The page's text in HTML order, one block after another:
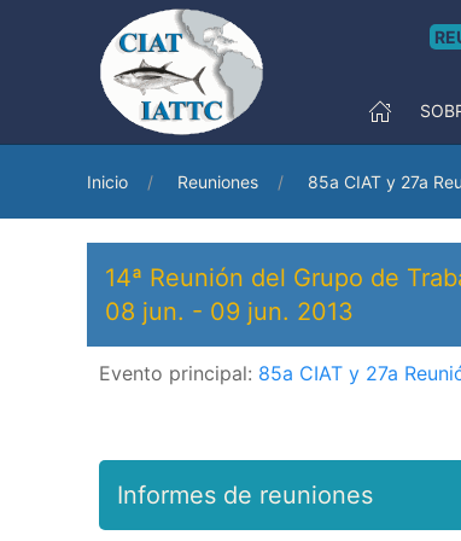
Inicio Reuniones 85a CIAT y 27a
14ª Reunión del Grupo de
08 jun. - 09 jun. 2013
Evento principal: 85a CIAT y 27a
Informes de reuniones